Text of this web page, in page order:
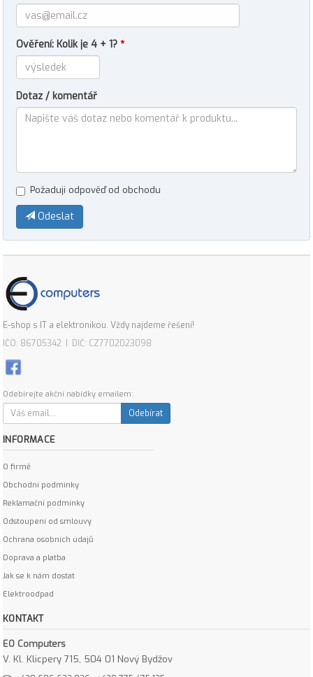
Ověření: Kolik je 4 + 1? *
Dotaz / komentář
Požaduji odpověď od obchodu
Odeslat
E-shop s IT a elektronikou. Vždy najdeme řešení!
IČO: 86705342 | DIČ: CZ7702023098
Odebírejte akční nabídky emailem:
Odebírat
INFORMACE
O firmě
Obchodní podmínky
Reklamační podmínky
Odstoupení od smlouvy
Ochrana osobních údajů
Doprava a platba
Jak se k nám dostat
Elektroodpad
KONTAKT
EO Computers
V. Kl. Klicpery 715, 504 01 Nový Bydžov